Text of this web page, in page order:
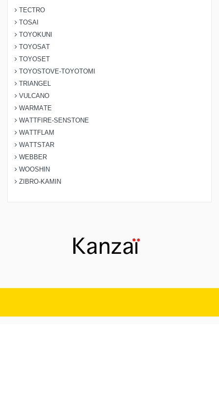
TECTRO
TOSAI
TOYOKUNI
TOYOSAT
TOYOSET
TOYOSTOVE-TOYOTOMI
TRIANGEL
VULCANO
WARMATE
WATTFIRE-SENSTONE
WATTFLAM
WATTSTAR
WEBBER
WOOSHIN
ZIBRO-KAMIN